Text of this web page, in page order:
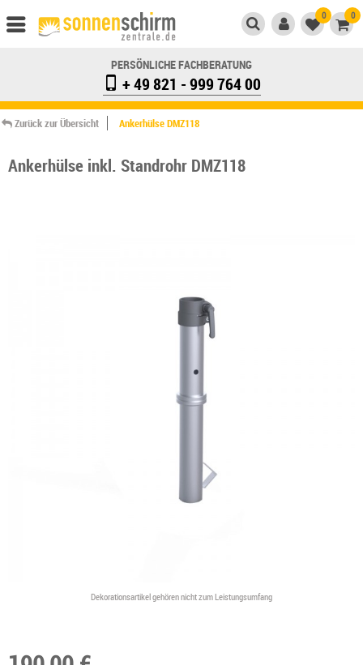
0 0
PERSÖNLICHE FACHBERATUNG
+ 49 821 - 999 764 00
Zurück zur Übersicht Ankerhülse DMZ118
Ankerhülse inkl. Standrohr DMZ118
Dekorationsartikel gehören nicht zum Leistungsumfang